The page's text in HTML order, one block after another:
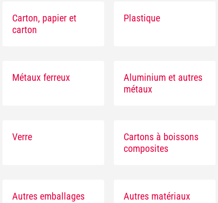
Carton, papier et
carton
Plastique
Métaux ferreux
Aluminium et autres
métaux
Verre
Cartons à boissons
composites
Autres emballages
Autres matériaux